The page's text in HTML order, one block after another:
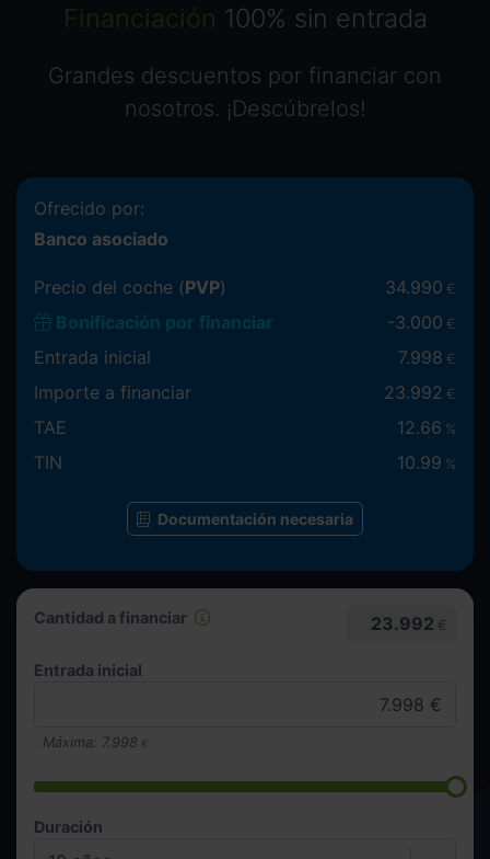
Financiación 100% sin entrada
Grandes descuentos por financiar con
nosotros. ¡Descúbrelos!
Cantidad a financiar 23.992 €
Entrada inicial
Máxima: 7.998 €
Duración
Ofrecido por:
Banco asociado
Precio del coche (PVP) 34.990 €
Bonificación por financiar -3.000 €
Entrada inicial 7.998 €
Importe a financiar 23.992 €
TAE 12.66 %
TIN 10.99 %
Documentación necesaria